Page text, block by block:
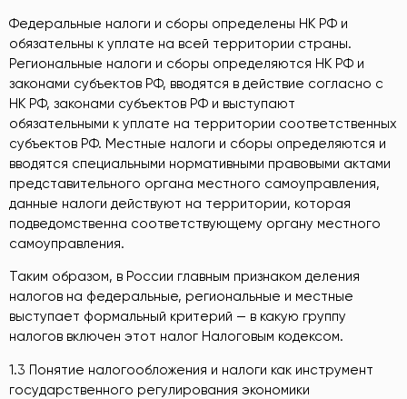
Федеральные налоги и сборы определены НК РФ и
обязательны к уплате на всей территории страны.
Региональные налоги и сборы определяются НК РФ и
законами субъектов РФ, вводятся в действие согласно с
НК РФ, законами субъектов РФ и выступают
обязательными к уплате на территории соответственных
субъектов РФ. Местные налоги и сборы определяются и
вводятся специальными нормативными правовыми актами
представительного органа местного самоуправления,
данные налоги действуют на территории, которая
подведомственна соответствующему органу местного
самоуправления.
Таким образом, в России главным признаком деления
налогов на федеральные, региональные и местные
выступает формальный критерий — в какую группу
налогов включен этот налог Налоговым кодексом.
1.3 Понятие налогообложения и налоги как инструмент
государственного регулирования экономики